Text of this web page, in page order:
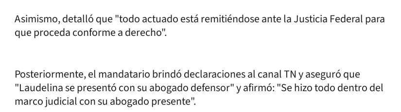
Asimismo, detalló que "todo actuado está remitiéndose ante la Justicia Federal para
que proceda conforme a derecho".
Posteriormente, el mandatario brindó declaraciones al canal TN y aseguró que
"Laudelina se presentó con su abogado defensor" y afirmó: "Se hizo todo dentro del
marco judicial con su abogado presente".